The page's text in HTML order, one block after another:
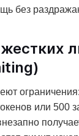
без
или 500